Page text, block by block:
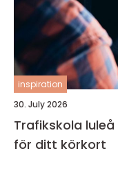
inspiration
30. July 2026
Trafikskola luleå så väljer du rätt utbildning
för ditt körkort